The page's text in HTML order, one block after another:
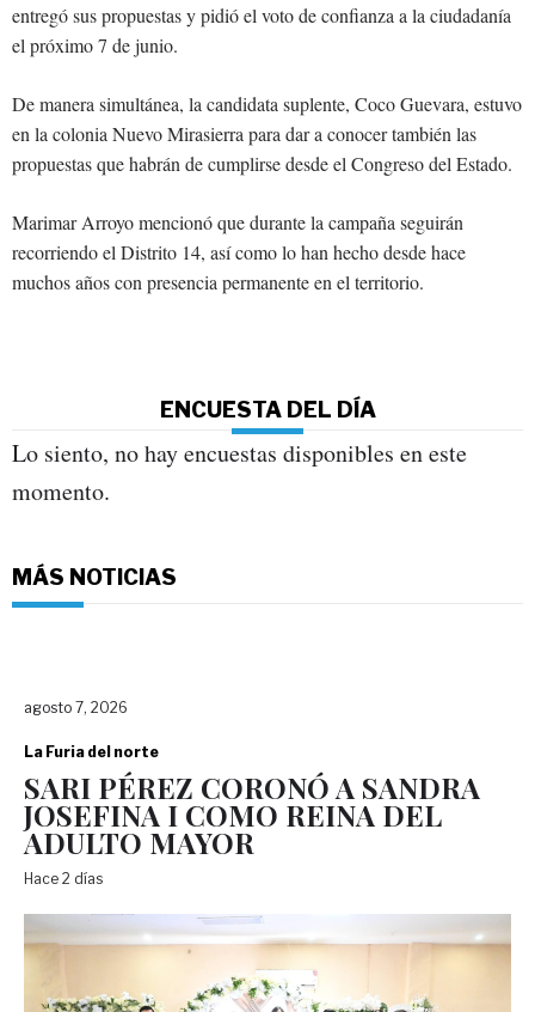
entregó sus propuestas y pidió el voto de confianza a la ciudadanía
el próximo 7 de junio.
De manera simultánea, la candidata suplente, Coco Guevara, estuvo
en la colonia Nuevo Mirasierra para dar a conocer también las
propuestas que habrán de cumplirse desde el Congreso del Estado.
Marimar Arroyo mencionó que durante la campaña seguirán
recorriendo el Distrito 14, así como lo han hecho desde hace
muchos años con presencia permanente en el territorio.
ENCUESTA DEL DÍA
Lo siento, no hay encuestas disponibles en este
momento.
MÁS NOTICIAS
agosto 7, 2026
La Furia del norte
SARI PÉREZ CORONÓ A SANDRA
JOSEFINA I COMO REINA DEL
ADULTO MAYOR
Hace 2 días